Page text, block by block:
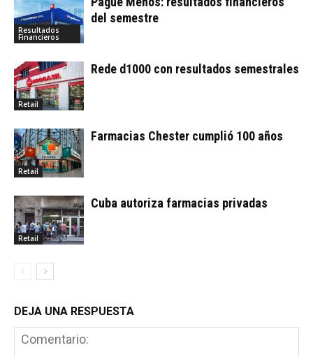
Resultados
Financieros
del semestre
Retail
Rede d1000 con resultados semestrales
Retail
Farmacias Chester cumplió 100 años
Retail
Cuba autoriza farmacias privadas
DEJA UNA RESPUESTA